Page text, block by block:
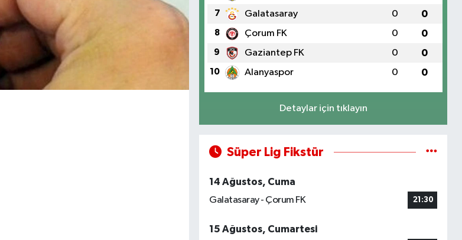
7 Galatasaray 0 0
8 Çorum FK 0 0
9 Gaziantep FK 0 0
10 Alanyaspor 0 0
Detaylar için tıklayın
Süper Lig Fikstür
14 Ağustos, Cuma
Galatasaray - Çorum FK
21:30
15 Ağustos, Cumartesi